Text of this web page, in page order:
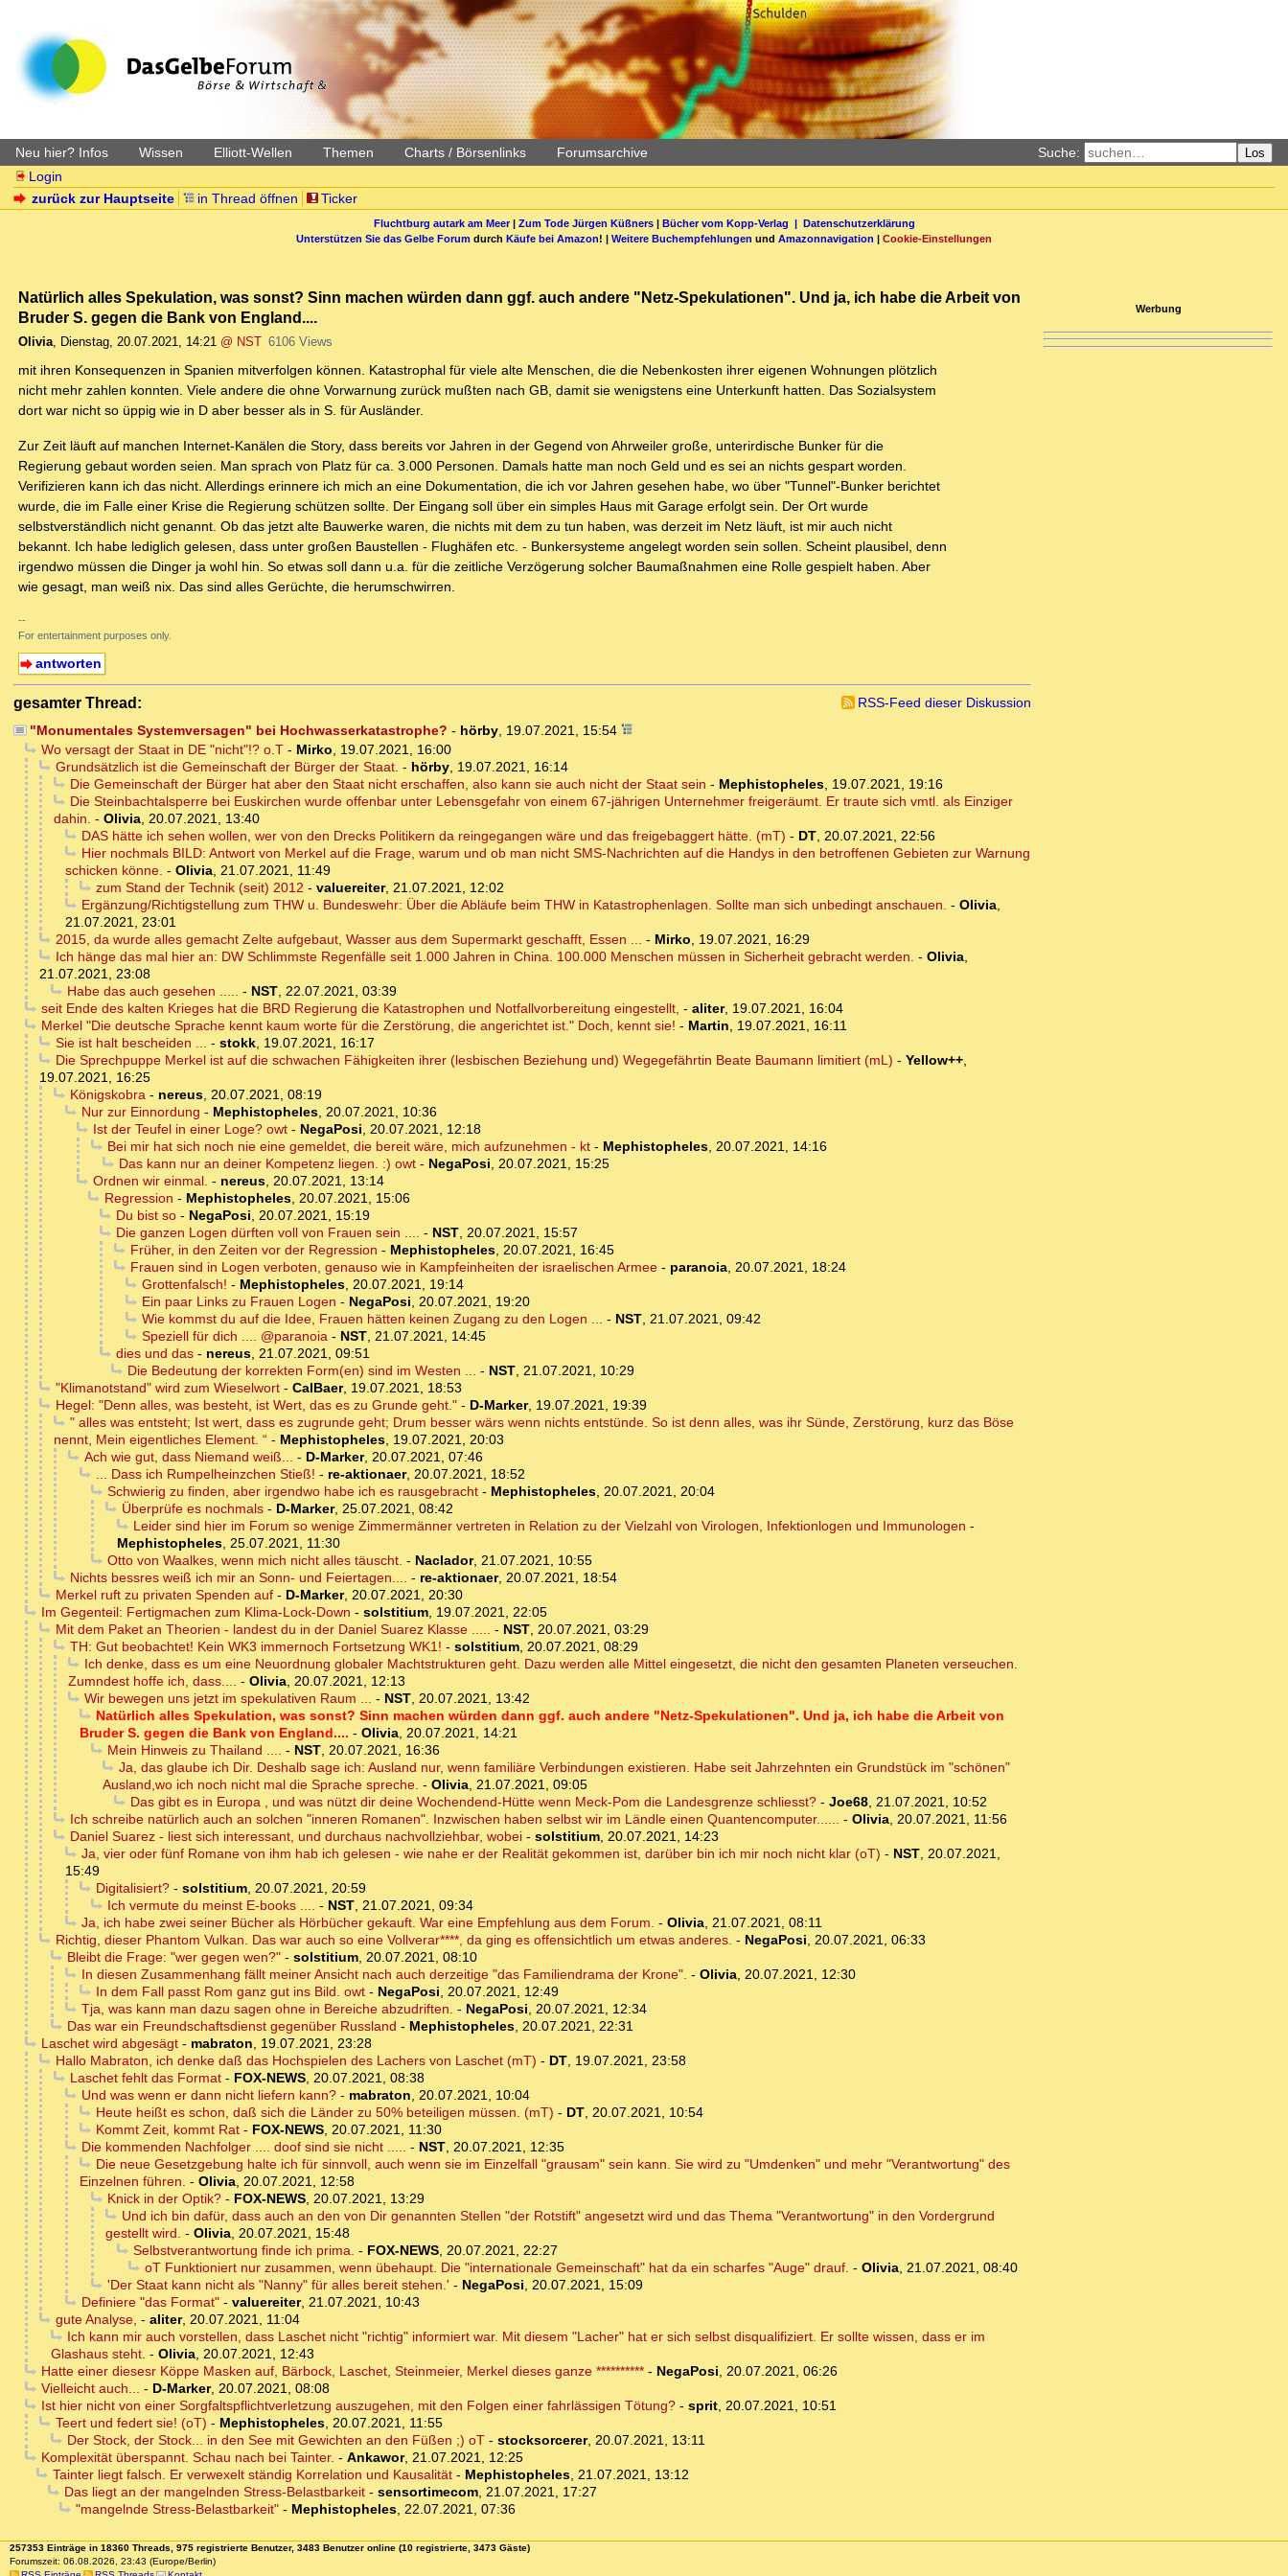
Neu hier? Infos Wissen Elliott-Wellen Themen Charts / Börsenlinks Forumsarchive Suche: Los
Login
zurück zur Hauptseite
in Thread öffnen Ticker
Fluchtburg autark am Meer| Zum Tode Jürgen Küßners| Bücher vom Kopp-Verlag | Datenschutzerklärung
Unterstützen Sie das Gelbe Forum durch Käufe bei Amazon! | Weitere Buchempfehlungen und Amazonnavigation | Cookie-Einstellungen
Natürlich alles Spekulation, was sonst? Sinn machen würden dann ggf. auch andere "Netz-Spekulationen". Und ja, ich habe die Arbeit von
Bruder S. gegen die Bank von England....
Olivia, Dienstag, 20.07.2021, 14:21 @ NST 6106 Views
mit ihren Konsequenzen in Spanien mitverfolgen können. Katastrophal für viele alte Menschen, die die Nebenkosten ihrer eigenen Wohnungen plötzlich
nicht mehr zahlen konnten. Viele andere die ohne Vorwarnung zurück mußten nach GB, damit sie wenigstens eine Unterkunft hatten. Das Sozialsystem
dort war nicht so üppig wie in D aber besser als in S. für Ausländer.
Zur Zeit läuft auf manchen Internet-Kanälen die Story, dass bereits vor Jahren in der Gegend von Ahrweiler große, unterirdische Bunker für die
Regierung gebaut worden seien. Man sprach von Platz für ca. 3.000 Personen. Damals hatte man noch Geld und es sei an nichts gespart worden.
Verifizieren kann ich das nicht. Allerdings erinnere ich mich an eine Dokumentation, die ich vor Jahren gesehen habe, wo über "Tunnel"-Bunker berichtet
wurde, die im Falle einer Krise die Regierung schützen sollte. Der Eingang soll über ein simples Haus mit Garage erfolgt sein. Der Ort wurde
selbstverständlich nicht genannt. Ob das jetzt alte Bauwerke waren, die nichts mit dem zu tun haben, was derzeit im Netz läuft, ist mir auch nicht
bekannt. Ich habe lediglich gelesen, dass unter großen Baustellen - Flughäfen etc. - Bunkersysteme angelegt worden sein sollen. Scheint plausibel, denn
irgendwo müssen die Dinger ja wohl hin. So etwas soll dann u.a. für die zeitliche Verzögerung solcher Baumaßnahmen eine Rolle gespielt haben. Aber
wie gesagt, man weiß nix. Das sind alles Gerüchte, die herumschwirren.
--
For entertainment purposes only.
antworten
gesamter Thread:
RSS-Feed dieser Diskussion
"Monumentales Systemversagen" bei Hochwasserkatastrophe? - hörby, 19.07.2021, 15:54
Wo versagt der Staat in DE "nicht"!? o.T- Mirko, 19.07.2021, 16:00
Grundsätzlich ist die Gemeinschaft der Bürger der Staat. - hörby, 19.07.2021, 16:14
Die Gemeinschaft der Bürger hat aber den Staat nicht erschaffen, also kann sie auch nicht der Staat sein - Mephistopheles, 19.07.2021, 19:16
Die Steinbachtalsperre bei Euskirchen wurde offenbar unter Lebensgefahr von einem 67-jährigen Unternehmer freigeräumt. Er traute sich vmtl. als Einziger
dahin. - Olivia, 20.07.2021, 13:40
DAS hätte ich sehen wollen, wer von den Drecks Politikern da reingegangen wäre und das freigebaggert hätte. (mT) - DT, 20.07.2021, 22:56
Hier nochmals BILD: Antwort von Merkel auf die Frage, warum und ob man nicht SMS-Nachrichten auf die Handys in den betroffenen Gebieten zur Warnung
schicken könne. - Olivia, 21.07.2021, 11:49
zum Stand der Technik (seit) 2012 - valuereiter, 21.07.2021, 12:02
Ergänzung/Richtigstellung zum THW u. Bundeswehr: Über die Abläufe beim THW in Katastrophenlagen. Sollte man sich unbedingt anschauen. - Olivia,
21.07.2021, 23:01
2015, da wurde alles gemacht Zelte aufgebaut, Wasser aus dem Supermarkt geschafft, Essen ... - Mirko, 19.07.2021, 16:29
Ich hänge das mal hier an: DW Schlimmste Regenfälle seit 1.000 Jahren in China. 100.000 Menschen müssen in Sicherheit gebracht werden. - Olivia,
21.07.2021, 23:08
Habe das auch gesehen ..... - NST, 22.07.2021, 03:39
seit Ende des kalten Krieges hat die BRD Regierung die Katastrophen und Notfallvorbereitung eingestellt, - aliter, 19.07.2021, 16:04
Merkel "Die deutsche Sprache kennt kaum worte für die Zerstörung, die angerichtet ist." Doch, kennt sie! - Martin, 19.07.2021, 16:11
Sie ist halt bescheiden ... - stokk, 19.07.2021, 16:17
Die Sprechpuppe Merkel ist auf die schwachen Fähigkeiten ihrer (lesbischen Beziehung und) Wegegefährtin Beate Baumann limitiert (mL) - Yellow++,
19.07.2021, 16:25
Königskobra- nereus, 20.07.2021, 08:19
Nur zur Einnordung - Mephistopheles, 20.07.2021, 10:36
Ist der Teufel in einer Loge? owt- NegaPosi, 20.07.2021, 12:18
Bei mir hat sich noch nie eine gemeldet, die bereit wäre, mich aufzunehmen - kt- Mephistopheles, 20.07.2021, 14:16
Das kann nur an deiner Kompetenz liegen. :) owt- NegaPosi, 20.07.2021, 15:25
Ordnen wir einmal. - nereus, 20.07.2021, 13:14
Regression - Mephistopheles, 20.07.2021, 15:06
Du bist so- NegaPosi, 20.07.2021, 15:19
Die ganzen Logen dürften voll von Frauen sein .... - NST, 20.07.2021, 15:57
Früher, in den Zeiten vor der Regression - Mephistopheles, 20.07.2021, 16:45
Frauen sind in Logen verboten, genauso wie in Kampfeinheiten der israelischen Armee- paranoia, 20.07.2021, 18:24
Grottenfalsch! - Mephistopheles, 20.07.2021, 19:14
Ein paar Links zu Frauen Logen - NegaPosi, 20.07.2021, 19:20
Wie kommst du auf die Idee, Frauen hätten keinen Zugang zu den Logen ... - NST, 21.07.2021, 09:42
Speziell für dich .... @paranoia- NST, 21.07.2021, 14:45
dies und das- nereus, 21.07.2021, 09:51
Die Bedeutung der korrekten Form(en) sind im Westen ... - NST, 21.07.2021, 10:29
"Klimanotstand" wird zum Wieselwort- CalBaer, 19.07.2021, 18:53
Hegel: "Denn alles, was besteht, ist Wert, das es zu Grunde geht."- D-Marker, 19.07.2021, 19:39
" alles was entsteht; Ist wert, dass es zugrunde geht; Drum besser wärs wenn nichts entstünde. So ist denn alles, was ihr Sünde, Zerstörung, kurz das Böse
nennt, Mein eigentliches Element. “ - Mephistopheles, 19.07.2021, 20:03
Ach wie gut, dass Niemand weiß... - D-Marker, 20.07.2021, 07:46
... Dass ich Rumpelheinzchen Stieß! - re-aktionaer, 20.07.2021, 18:52
Schwierig zu finden, aber irgendwo habe ich es rausgebracht- Mephistopheles, 20.07.2021, 20:04
Überprüfe es nochmals- D-Marker, 25.07.2021, 08:42
Leider sind hier im Forum so wenige Zimmermänner vertreten in Relation zu der Vielzahl von Virologen, Infektionlogen und Immunologen -
Mephistopheles, 25.07.2021, 11:30
Otto von Waalkes, wenn mich nicht alles täuscht. - Naclador, 21.07.2021, 10:55
Nichts bessres weiß ich mir an Sonn- und Feiertagen.... - re-aktionaer, 20.07.2021, 18:54
Merkel ruft zu privaten Spenden auf- D-Marker, 20.07.2021, 20:30
Im Gegenteil: Fertigmachen zum Klima-Lock-Down - solstitium, 19.07.2021, 22:05
Mit dem Paket an Theorien - landest du in der Daniel Suarez Klasse ..... - NST, 20.07.2021, 03:29
TH: Gut beobachtet! Kein WK3 immernoch Fortsetzung WK1! - solstitium, 20.07.2021, 08:29
Ich denke, dass es um eine Neuordnung globaler Machtstrukturen geht. Dazu werden alle Mittel eingesetzt, die nicht den gesamten Planeten verseuchen.
Zumndest hoffe ich, dass.... - Olivia, 20.07.2021, 12:13
Wir bewegen uns jetzt im spekulativen Raum ... - NST, 20.07.2021, 13:42
Natürlich alles Spekulation, was sonst? Sinn machen würden dann ggf. auch andere "Netz-Spekulationen". Und ja, ich habe die Arbeit von
Bruder S. gegen die Bank von England.... - Olivia, 20.07.2021, 14:21
Mein Hinweis zu Thailand .... - NST, 20.07.2021, 16:36
Ja, das glaube ich Dir. Deshalb sage ich: Ausland nur, wenn familiäre Verbindungen existieren. Habe seit Jahrzehnten ein Grundstück im "schönen"
Ausland,wo ich noch nicht mal die Sprache spreche. - Olivia, 21.07.2021, 09:05
Das gibt es in Europa , und was nützt dir deine Wochendend-Hütte wenn Meck-Pom die Landesgrenze schliesst?- Joe68, 21.07.2021, 10:52
Ich schreibe natürlich auch an solchen "inneren Romanen". Inzwischen haben selbst wir im Ländle einen Quantencomputer...... - Olivia, 20.07.2021, 11:56
Daniel Suarez - liest sich interessant, und durchaus nachvollziehbar, wobei- solstitium, 20.07.2021, 14:23
Ja, vier oder fünf Romane von ihm hab ich gelesen - wie nahe er der Realität gekommen ist, darüber bin ich mir noch nicht klar (oT) - NST, 20.07.2021,
15:49
Digitalisiert?- solstitium, 20.07.2021, 20:59
Ich vermute du meinst E-books .... - NST, 21.07.2021, 09:34
Ja, ich habe zwei seiner Bücher als Hörbücher gekauft. War eine Empfehlung aus dem Forum. - Olivia, 21.07.2021, 08:11
Richtig, dieser Phantom Vulkan. Das war auch so eine Vollverar****, da ging es offensichtlich um etwas anderes. - NegaPosi, 20.07.2021, 06:33
Bleibt die Frage: "wer gegen wen?"- solstitium, 20.07.2021, 08:10
In diesen Zusammenhang fällt meiner Ansicht nach auch derzeitige "das Familiendrama der Krone". - Olivia, 20.07.2021, 12:30
In dem Fall passt Rom ganz gut ins Bild. owt- NegaPosi, 20.07.2021, 12:49
Tja, was kann man dazu sagen ohne in Bereiche abzudriften. - NegaPosi, 20.07.2021, 12:34
Das war ein Freundschaftsdienst gegenüber Russland - Mephistopheles, 20.07.2021, 22:31
Laschet wird abgesägt- mabraton, 19.07.2021, 23:28
Hallo Mabraton, ich denke daß das Hochspielen des Lachers von Laschet (mT) - DT, 19.07.2021, 23:58
Laschet fehlt das Format- FOX-NEWS, 20.07.2021, 08:38
Und was wenn er dann nicht liefern kann?- mabraton, 20.07.2021, 10:04
Heute heißt es schon, daß sich die Länder zu 50% beteiligen müssen. (mT) - DT, 20.07.2021, 10:54
Kommt Zeit, kommt Rat- FOX-NEWS, 20.07.2021, 11:30
Die kommenden Nachfolger .... doof sind sie nicht ..... - NST, 20.07.2021, 12:35
Die neue Gesetzgebung halte ich für sinnvoll, auch wenn sie im Einzelfall "grausam" sein kann. Sie wird zu "Umdenken" und mehr "Verantwortung" des
Einzelnen führen. - Olivia, 20.07.2021, 12:58
Knick in der Optik?- FOX-NEWS, 20.07.2021, 13:29
Und ich bin dafür, dass auch an den von Dir genannten Stellen "der Rotstift" angesetzt wird und das Thema "Verantwortung" in den Vordergrund
gestellt wird. - Olivia, 20.07.2021, 15:48
Selbstverantwortung finde ich prima. - FOX-NEWS, 20.07.2021, 22:27
oT Funktioniert nur zusammen, wenn übehaupt. Die "internationale Gemeinschaft" hat da ein scharfes "Auge" drauf. - Olivia, 21.07.2021, 08:40
'Der Staat kann nicht als "Nanny" für alles bereit stehen.' - NegaPosi, 20.07.2021, 15:09
Definiere "das Format"- valuereiter, 21.07.2021, 10:43
gute Analyse, - aliter, 20.07.2021, 11:04
Ich kann mir auch vorstellen, dass Laschet nicht "richtig" informiert war. Mit diesem "Lacher" hat er sich selbst disqualifiziert. Er sollte wissen, dass er im
Glashaus steht. - Olivia, 20.07.2021, 12:43
Hatte einer diesesr Köppe Masken auf, Bärbock, Laschet, Steinmeier, Merkel dieses ganze **********- NegaPosi, 20.07.2021, 06:26
Vielleicht auch... - D-Marker, 20.07.2021, 08:08
Ist hier nicht von einer Sorgfaltspflichtverletzung auszugehen, mit den Folgen einer fahrlässigen Tötung?- sprit, 20.07.2021, 10:51
Teert und federt sie! (oT) - Mephistopheles, 20.07.2021, 11:55
Der Stock, der Stock... in den See mit Gewichten an den Füßen ;) oT- stocksorcerer, 20.07.2021, 13:11
Komplexität überspannt. Schau nach bei Tainter. - Ankawor, 21.07.2021, 12:25
Tainter liegt falsch. Er verwexelt ständig Korrelation und Kausalität- Mephistopheles, 21.07.2021, 13:12
Das liegt an der mangelnden Stress-Belastbarkeit- sensortimecom, 21.07.2021, 17:27
"mangelnde Stress-Belastbarkeit"- Mephistopheles, 22.07.2021, 07:36
Werbung
257353 Einträge in 18360 Threads, 975 registrierte Benutzer, 3483 Benutzer online (10 registrierte, 3473 Gäste)
Forumszeit: 06.08.2026, 23:43 (Europe/Berlin)